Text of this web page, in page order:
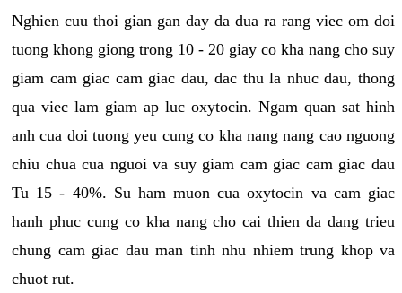
Nghien cuu thoi gian gan day da dua ra rang viec om doi
tuong khong giong trong 10 - 20 giay co kha nang cho suy
giam cam giac cam giac dau, dac thu la nhuc dau, thong
qua viec lam giam ap luc oxytocin. Ngam quan sat hinh
anh cua doi tuong yeu cung co kha nang nang cao nguong
chiu chua cua nguoi va suy giam cam giac cam giac dau
Tu 15 - 40%. Su ham muon cua oxytocin va cam giac
hanh phuc cung co kha nang cho cai thien da dang trieu
chung cam giac dau man tinh nhu nhiem trung khop va
chuot rut.